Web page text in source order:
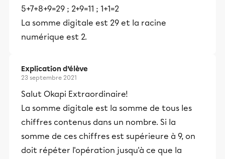
5+7+8+9=29 ; 2+9=11 ; 1+1=2
La somme digitale est 29 et la racine
numérique est 2.
Explication d’élève
23 septembre 2021
Salut Okapi Extraordinaire!
La somme digitale est la somme de tous les
chiffres contenus dans un nombre. Si la
somme de ces chiffres est supérieure à 9, on
doit répéter l'opération jusqu'à ce que la